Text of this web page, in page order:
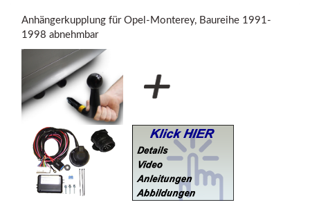
Anhängerkupplung für Opel-Monterey, Baureihe 1991-
1998 abnehmbar